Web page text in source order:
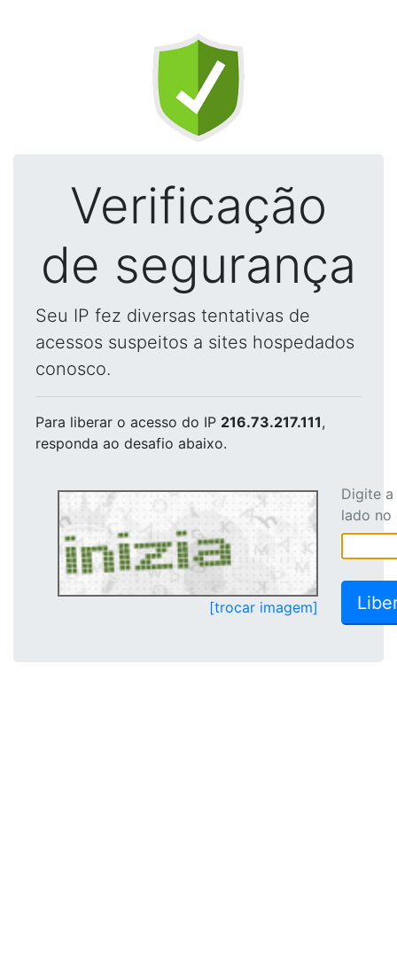
Verificação
de segurança
Seu IP fez diversas tentativas de
acessos suspeitos a sites hospedados
conosco.
Para liberar o acesso do IP 216.73.217.111,
responda ao desafio abaixo.
[trocar imagem]
Digite
lado no